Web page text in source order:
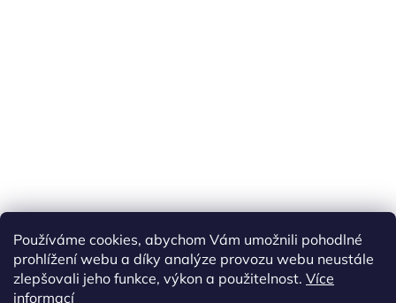
Používáme cookies, abychom Vám umožnili pohodlné
prohlížení webu a díky analýze provozu webu neustále
zlepšovali jeho funkce, výkon a použitelnost. Více
informací